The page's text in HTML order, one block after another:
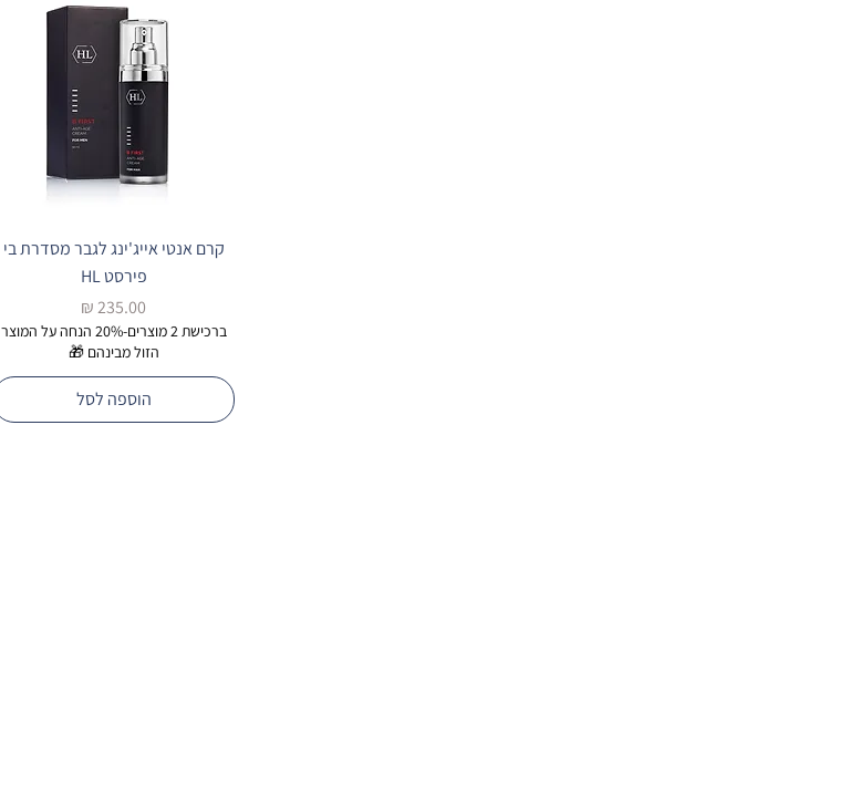
קרם אנטי אייג'ינג לגבר מסדרת בי
פירסט HL
מחיר
ברכישת 2 מוצרים-20% הנחה על המוצר
הזול מבינהם 🎁
הוספה לסל